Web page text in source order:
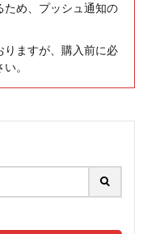
ため、プッシュ通知の
りますが、購入前に必
。